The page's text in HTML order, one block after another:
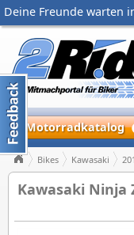
Deine Freunde warten
Motorradkatalog
Bikes Kawasaki
Kawasaki Ninja